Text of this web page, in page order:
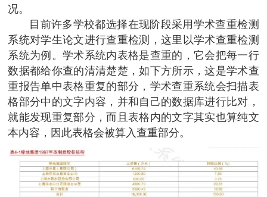
况。
目前许多学校都选择在现阶段采用学术查重检测
系统对学生论文进行查重检测，这里以学术查重检测
系统为例。学术系统内表格是查重的，它会把每一行
数据都给你查的清清楚楚，如下方所示，这是学术查
重报告单中表格重复的部分，学术查重系统会扫描表
格部分中的文字内容，并和自己的数据库进行比对，
就能发现重复部分，而且表格内的文字其实也算纯文
本内容，因此表格会被算入查重部分。